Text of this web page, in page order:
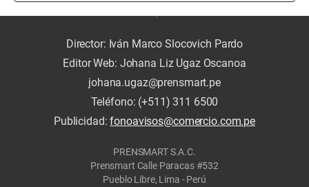
Director: Iván Marco Slocovich Pardo
Editor Web: Johana Liz Ugaz Oscanoa
johana.ugaz@prensmart.pe
Teléfono: (+511) 311 6500
Publicidad:fonoavisos@comercio.com.pe
PRENSMART S.A.C.
Prensmart Calle Paracas #532
Pueblo Libre, Lima - Perú